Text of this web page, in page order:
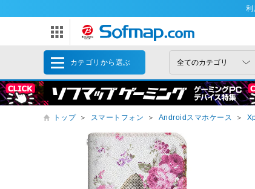
利
カテゴリから選ぶ
トップ ＞ スマートフォン ＞ Androidスマホケース ＞